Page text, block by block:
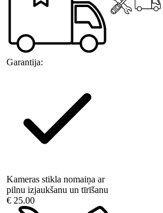
Garantija:
Kameras stikla nomaiņa ar
pilnu izjaukšanu un tīrīšanu
€ 25.00